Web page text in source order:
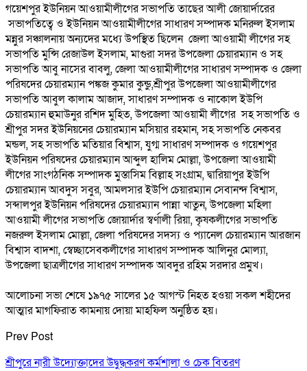
গয়েশপুর ইউনিয়ন আওয়ামীলীগের সভাপতি তাছের আলী জোয়ার্দারের
সভাপতিত্বে ও ইউনিয়ন আওয়ামীলীগের সাধারণ সম্পাদক মনিরুল ইসলাম
মন্নুর সঞ্চালনায় অন্যদের মধ্যে উপস্থিত ছিলেন জেলা আওয়ামী লীগের সহ
সভাপতি মুন্সি রেজাউল ইসলাম, মাগুরা সদর উপজেলা চেয়ারম্যান ও সহ
সভাপতি আবু নাসের বাবলু, জেলা আওয়ামীলীগের সাধারণ সম্পাদক ও জেলা
পরিষদের চেয়ারম্যান পঙ্কজ কুমার কুন্ডু,শ্রীপুর উপজেলা আওয়ামীলীগের
সভাপতি আবুল কালাম আজাদ, সাধারণ সম্পাদক ও নাকোল ইউপি
চেয়ারম্যান হুমাউনুর রশিদ মুহিত, উপজেলা আওয়ামী লীগের সহ সভাপতি ও
শ্রীপুর সদর ইউনিয়নের চেয়ারম্যান মসিয়ার রহমান, সহ সভাপতি নেকবর
মন্ডল, সহ সভাপতি মতিয়ার বিশ্বাস, যুগ্ম সাধারণ সম্পাদক ও গয়েশপুর
ইউনিয়ন পরিষদের চেয়ারম্যান আব্দুল হালিম মোল্লা, উপজেলা আওয়ামী
লীগের সাংগঠনিক সম্পাদক মুস্তাসিম বিল্লাহ সংগ্রাম, দ্বারিয়াপুর ইউপি
চেয়ারম্যান আবদুস সবুর, আমলসার ইউপি চেয়ারম্যান সেবানন্দ বিশ্বাস,
সব্দালপুর ইউনিয়ন পরিষদের চেয়ারম্যান পান্না খাতুন, উপজেলা মহিলা
আওয়ামী লীগের সভাপতি জোয়ার্দার স্বর্ণালী রিয়া, কৃষকলীগের সভাপতি
নজরুল ইসলাম মোল্লা, জেলা পরিষদের সদস্য ও প্যানেল চেয়ারম্যান আরজান
বিশ্বাস বাদশা, স্বেচ্ছাসেবকলীগের সাধারণ সম্পাদক আলিনুর মোল্যা,
উপজেলা ছাত্রলীগের সাধারণ সম্পাদক আবদুর রহিম সরদার প্রমুখ।
আলোচনা সভা শেষে ১৯৭৫ সালের ১৫ আগস্ট নিহত হওয়া সকল শহীদের
আত্মার মাগফিরাত কামনায় দোয়া মাহফিল অনুষ্ঠিত হয়।
Prev Post
শ্রীপুরে নারী উদ্যোক্তাদের উদ্বুদ্ধকরণ কর্মশালা ও চেক বিতরণ